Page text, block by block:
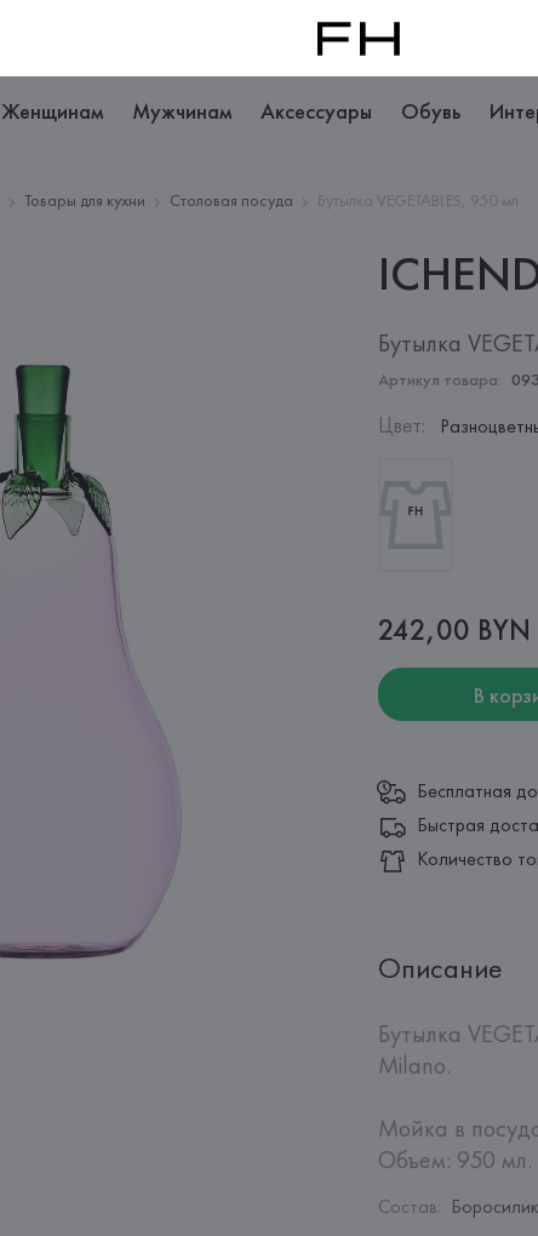
Женщинам Мужчинам Аксессуары Обувь
Товары для кухни Столовая посуда Бутылка VEGETABLES, 950 мл
Бутылка
Артикул товара:
Цвет:
242,00 BYN
В
Бесплатная
Быстрая
Количество
Описание
Бутылка
Milano.
Мойка в
Объем: 950 мл.
Состав: